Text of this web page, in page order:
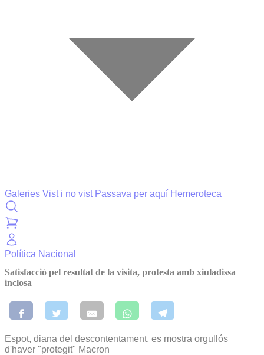
Galeries Vist i no vist Passava per aquí Hemeroteca
Política Nacional
Satisfacció pel resultat de la visita, protesta amb xiuladissa
inclosa
Espot, diana del descontentament, es mostra orgullós
d'haver "protegit" Macron